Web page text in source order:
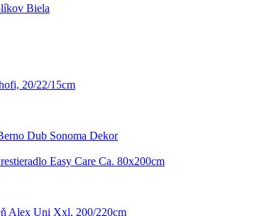
Biela
20/22/15cm
Dub Sonoma Dekor
Easy Care Ca. 80x200cm
Alex Uni Xxl, 200/220cm